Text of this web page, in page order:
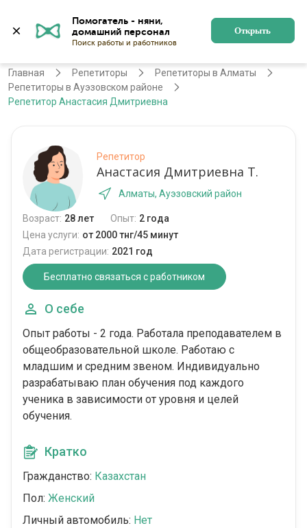
Помогатель - няни,
Поиск работы и работников
Открыть
Алматы Регистрация
Главная Репетиторы
Репетиторы в Алматы
Репетиторы в Ауэзовском районе
Репетитор Анастасия Дмитриевна
Репетитор
Анастасия Дмитриевна Т.
Алматы, Ауэзовский район
Возраст: 28 лет Опыт: 2 года
Цена услуги: от 2000 тнг/45 минут
Дата регистрации: 2021 год
Бесплатно связаться с работником
О себе
Опыт работы - 2 года. Работала преподавателем в
общеобразовательной школе. Работаю с
младшим и средним звеном. Индивидуально
разрабатываю план обучения под каждого
ученика в зависимости от уровня и целей
обучения.
Кратко
Гражданство: Казахстан
Пол: Женский
Личный автомобиль: Нет